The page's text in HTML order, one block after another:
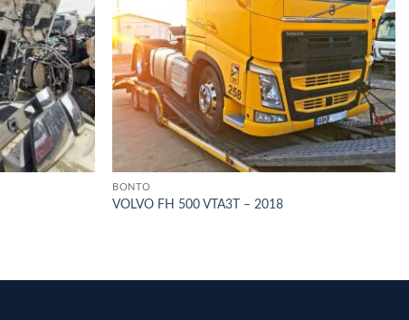
BONTÓ
VOLVO FH 500 VTA3T – 2018